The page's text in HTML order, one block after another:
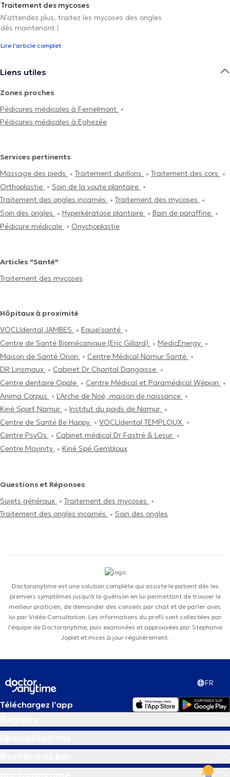
Traitement des mycoses
N'attendez plus, traitez les mycoses des ongles
dès maintenant !
Lire l'article complet
Liens utiles
Zones proches
Pédicures médicales à Fernelmont
Pédicures médicales à Eghezée
Services pertinents
Massage des pieds
Traitement durillons
Traitement des cors
Orthoplastie
Soin de la voute plantaire
Traitement des ongles incarnés
Traitement des mycoses
Soin des ongles
Hyperkératose plantaire
Bain de paraffine
Pédicure médicale
Onychoplastie
Articles "Santé"
Traitement des mycoses
Hôpitaux à proximité
VOCLIdental JAMBES
Equip'santé
Centre de Santé Biomécanique (Eric Gillard)
MedicEnergy
Maison de Santé Orion
Centre Médical Namur Santé
DR Linsmaux
Cabinet Dr Chantal Dangoisse
Centre dentaire Opale
Centre Médical et Paramédical Wépion
Anima Corpus
L'Arche de Noé, maison de naissance
Kiné Sport Namur
Institut du poids de Namur
Centre de Santé Be Happy
VOCLIdental TEMPLOUX
Centre PsyOs
Cabinet médical Dr Fastré & Lesur
Centre Movinity
Kiné Spé Gembloux
Questions et Réponses
Sujets généraux
Traitement des mycoses
Traitement des ongles incarnés
Soin des ongles
Doctoranytime est une solution complète qui assiste le patient dès les
premiers symptômes jusqu'à la guérison en lui permettant de trouver le
meilleur praticien, de demander des conseils par chat et de parler avec
lui par Vidéo Consultation. Les informations du profil sont collectées par
l'équipe de Doctoranytime, puis examinées et approuvées par Stephanie
Joplet et mises à jour régulièrement.
FR
Téléchargez l’app